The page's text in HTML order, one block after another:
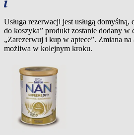
Usługa rezerwacji jest usługą
do koszyka” produkt zostanie dodany w
„Zarezerwuj i kup w aptece”. Zmiana
możliwa w kolejnym kroku.